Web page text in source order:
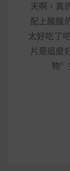
天啊，真
配上酸酸
太好吃了
片是這麼
物